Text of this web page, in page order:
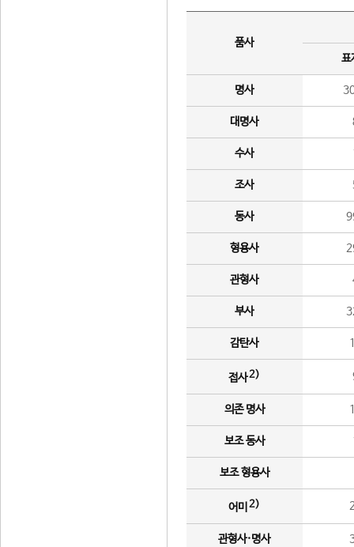
품사
표
명사
대명사
수사
조사
동사
형용사
관형사
부사
감탄사
접사2)
의존 명사
보조 동사
보조 형용사
어미 2)
관형사·명사